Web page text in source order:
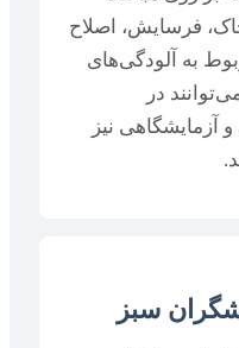
فرسایش، اصلاح
به آلودگی‌های
در
آزمایشگاهی نیز
سبز